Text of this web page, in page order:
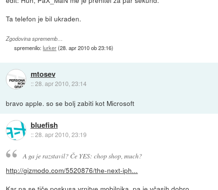
Ta telefon je bil ukraden.
Zgodovina sprememb…
spremenilo:lurker(28. apr 2010 ob 23:16)
mtosev
::28. apr 2010, 23:14
bravo apple. so se bolj zabiti kot Microsoft
bluefish
::28. apr 2010, 23:19
A ga je razstavil? Če YES: chop shop, much?
http://gizmodo.com/5520876/the-next-iph...